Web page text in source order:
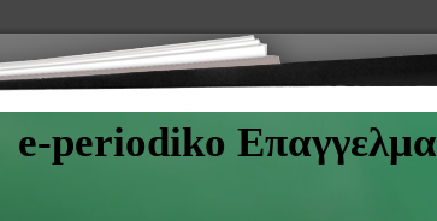
e-periodiko